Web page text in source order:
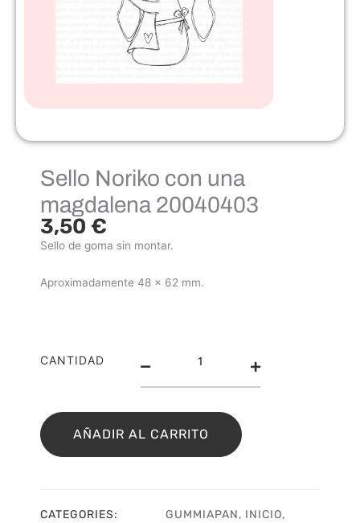
Sello Noriko con una
magdalena 20040403
3,50 €
Sello de goma sin montar.
Aproximadamente 48 x 62 mm.
CANTIDAD
Sello
con
magdalena
AÑADIR AL CARRITO
CATEGORIES: GUMMIAPAN, INICIO,